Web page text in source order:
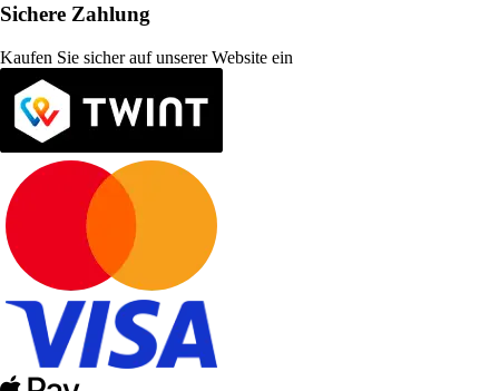
Sichere Zahlung
Kaufen Sie sicher auf unserer Website ein